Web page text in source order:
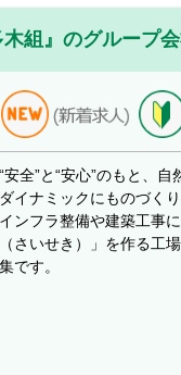
組』のグループ会
“安全”と“安心”のもと、
ダイナミックにものづく
インフラ整備や建築工事
（さいせき）」を作る工
集です。